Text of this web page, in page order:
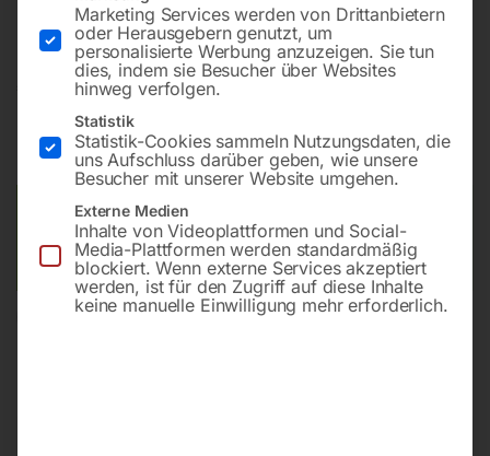
252,00
inkl. MwSt. zzgl.Versandkosten
Lieferzeit:ca. 5 - 10 Werktage
Versandkosten Standard (Österreich):
Bitte beachten Sie: Die Versandkosten gelten für Österreich.
Andere Länder können abweichen.
In den Warenkorb
Marketing Services werden von Drittanbietern
oder Herausgebern genutzt, um
personalisierte Werbung anzuzeigen. Sie tun
dies, indem sie Besucher über Websites
hinweg verfolgen.
Statistik
Statistik-Cookies sammeln Nutzungsdaten, die
uns Aufschluss darüber geben, wie unsere
Besucher mit unserer Website umgehen.
Externe Medien
Inhalte von Videoplattformen und Social-
Media-Plattformen werden standardmäßig
blockiert. Wenn externe Services akzeptiert
werden, ist für den Zugriff auf diese Inhalte
keine manuelle Einwilligung mehr erforderlich.